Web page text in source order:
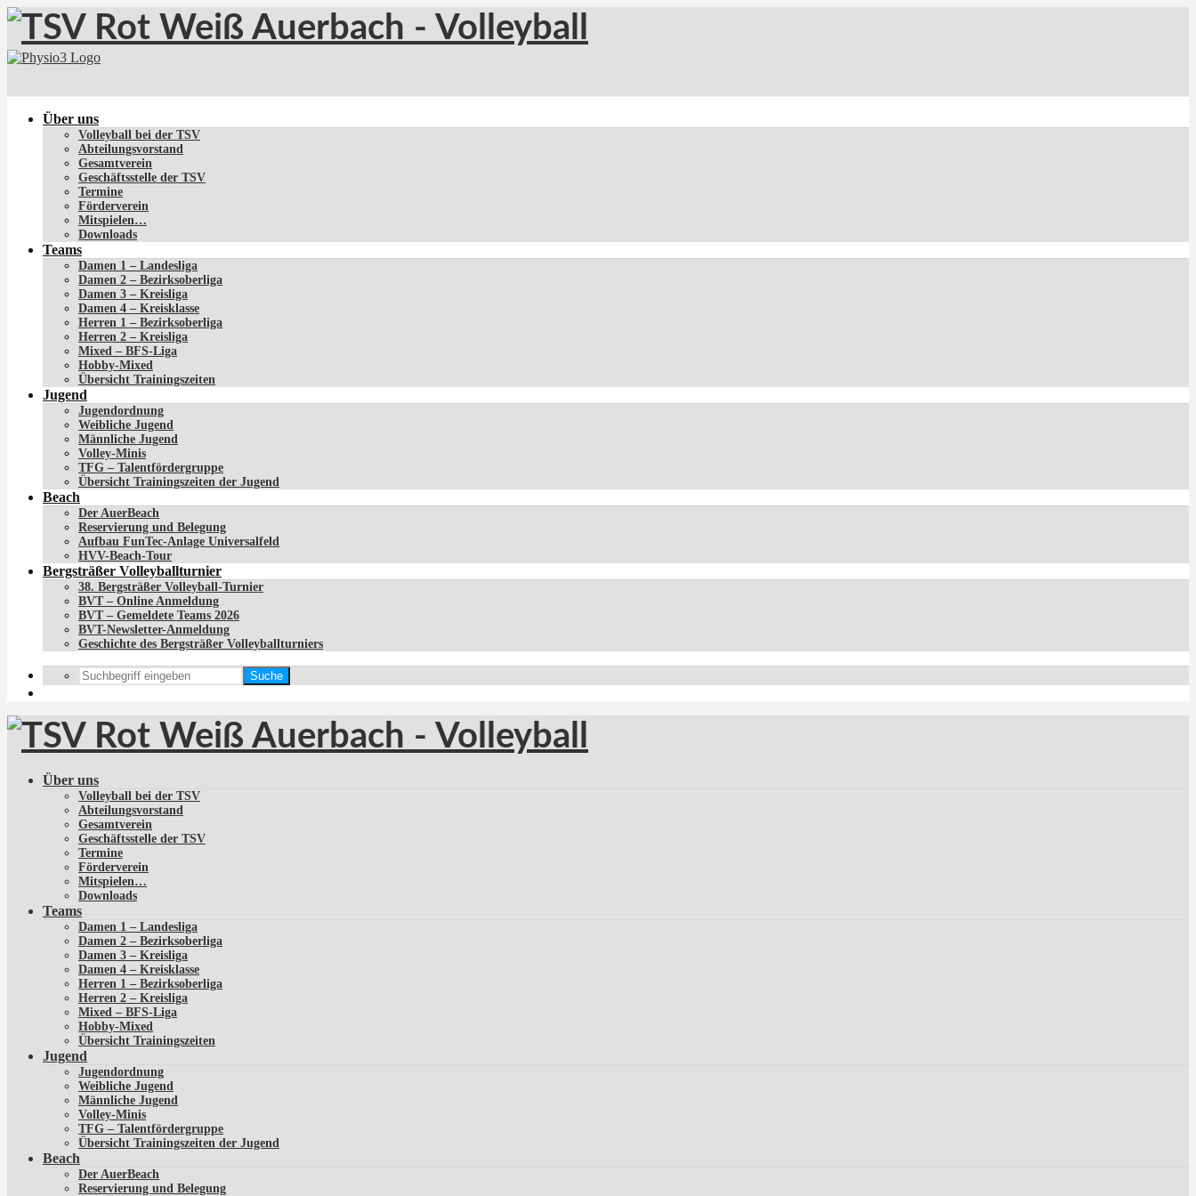
Über uns
Volleyball bei der TSV
Abteilungsvorstand
Gesamtverein
Geschäftsstelle der TSV
Termine
Förderverein
Mitspielen…
Downloads
Teams
Damen 1 – Landesliga
Damen 2 – Bezirksoberliga
Damen 3 – Kreisliga
Damen 4 – Kreisklasse
Herren 1 – Bezirksoberliga
Herren 2 – Kreisliga
Mixed – BFS-Liga
Hobby-Mixed
Übersicht Trainingszeiten
Jugend
Jugendordnung
Weibliche Jugend
Männliche Jugend
Volley-Minis
TFG – Talentfördergruppe
Übersicht Trainingszeiten der Jugend
Beach
Der AuerBeach
Reservierung und Belegung
Aufbau FunTec-Anlage Universalfeld
HVV-Beach-Tour
Bergsträßer Volleyballturnier
38. Bergsträßer Volleyball-Turnier
BVT – Online Anmeldung
BVT – Gemeldete Teams 2026
BVT-Newsletter-Anmeldung
Geschichte des Bergsträßer Volleyballturniers
Suche
Über uns
Volleyball bei der TSV
Abteilungsvorstand
Gesamtverein
Geschäftsstelle der TSV
Termine
Förderverein
Mitspielen…
Downloads
Teams
Damen 1 – Landesliga
Damen 2 – Bezirksoberliga
Damen 3 – Kreisliga
Damen 4 – Kreisklasse
Herren 1 – Bezirksoberliga
Herren 2 – Kreisliga
Mixed – BFS-Liga
Hobby-Mixed
Übersicht Trainingszeiten
Jugend
Jugendordnung
Weibliche Jugend
Männliche Jugend
Volley-Minis
TFG – Talentfördergruppe
Übersicht Trainingszeiten der Jugend
Beach
Der AuerBeach
Reservierung und Belegung